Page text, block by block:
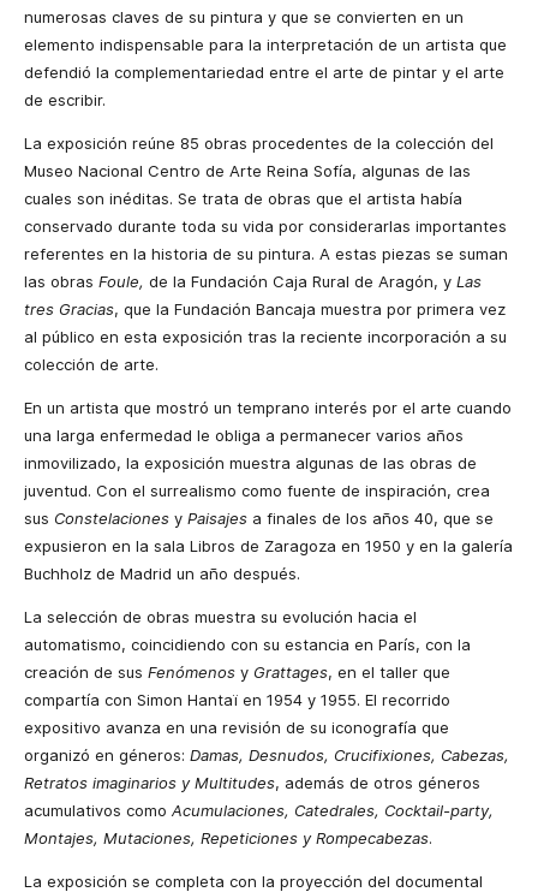
numerosas claves de su pintura y que se convierten en un
elemento indispensable para la interpretación de un artista que
defendió la complementariedad entre el arte de pintar y el arte
de escribir.
La exposición reúne 85 obras procedentes de la colección del
Museo Nacional Centro de Arte Reina Sofía, algunas de las
cuales son inéditas. Se trata de obras que el artista había
conservado durante toda su vida por considerarlas importantes
referentes en la historia de su pintura. A estas piezas se suman
las obras Foule, de la Fundación Caja Rural de Aragón, y Las
tres Gracias, que la Fundación Bancaja muestra por primera vez
al público en esta exposición tras la reciente incorporación a su
colección de arte.
En un artista que mostró un temprano interés por el arte cuando
una larga enfermedad le obliga a permanecer varios años
inmovilizado, la exposición muestra algunas de las obras de
juventud. Con el surrealismo como fuente de inspiración, crea
sus Constelaciones y Paisajes a finales de los años 40, que se
expusieron en la sala Libros de Zaragoza en 1950 y en la galería
Buchholz de Madrid un año después.
La selección de obras muestra su evolución hacia el
automatismo, coincidiendo con su estancia en París, con la
creación de sus Fenómenos y Grattages, en el taller que
compartía con Simon Hantaï en 1954 y 1955. El recorrido
expositivo avanza en una revisión de su iconografía que
organizó en géneros: Damas, Desnudos, Crucifixiones, Cabezas,
Retratos imaginarios y Multitudes, además de otros géneros
acumulativos como Acumulaciones, Catedrales, Cocktail-party,
Montajes, Mutaciones, Repeticiones y Rompecabezas.
La exposición se completa con la proyección del documental